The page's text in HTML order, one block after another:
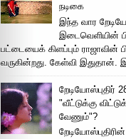
நடிகை
இந்த வார
இடைவெளியின்
பட்டையைக் கிளப்பும்
வருகின்றது. கேள்வி இதுதான்.
றேடியோஸ்புதிர்
"வீட்டுக்கு
வேணும்"?